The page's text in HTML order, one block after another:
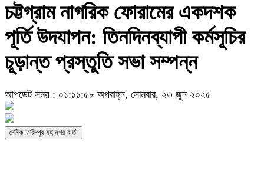
চট্টগ্রাম নাগরিক ফোরামের একদশক
পূর্তি উদযাপন: তিনদিনব্যাপী কর্মসূচির
চূড়ান্ত প্রস্তুতি সভা সম্পন্ন
আপডেট সময় : ০১:১১:৫৮ অপরাহ্ন, সোমবার, ২৩ জুন ২০২৫
দৈনিক ফরিদপুর মহানগর বার্তা